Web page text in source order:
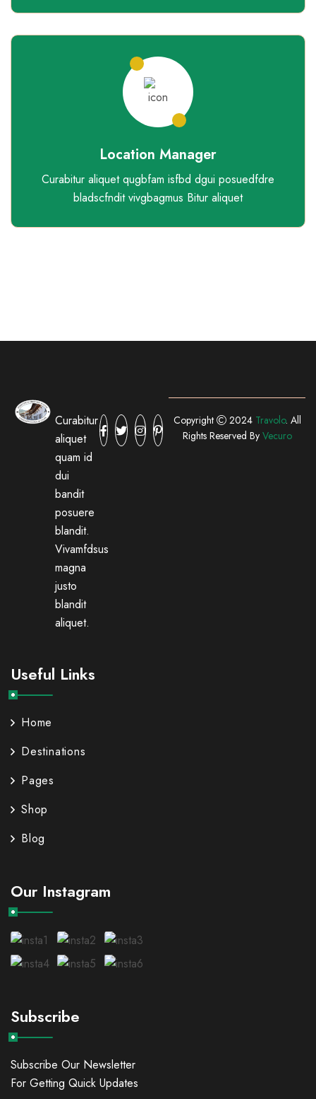
Location Manager
Curabitur aliquet qugbfam isfbd dgui posuedfdre
bladscfndit vivgbagmus Bitur aliquet
Curabitur
aliquet
quam id
dui
bandit
posuere
blandit.
Vivamfdsus
magna
justo
blandit
aliquet.
Useful Links
Home
Destinations
Pages
Shop
Blog
Our Instagram
Subscribe
Subscribe Our Newsletter
For Getting Quick Updates
Copyright 2024 Travolo. All
Rights Reserved By Vecuro